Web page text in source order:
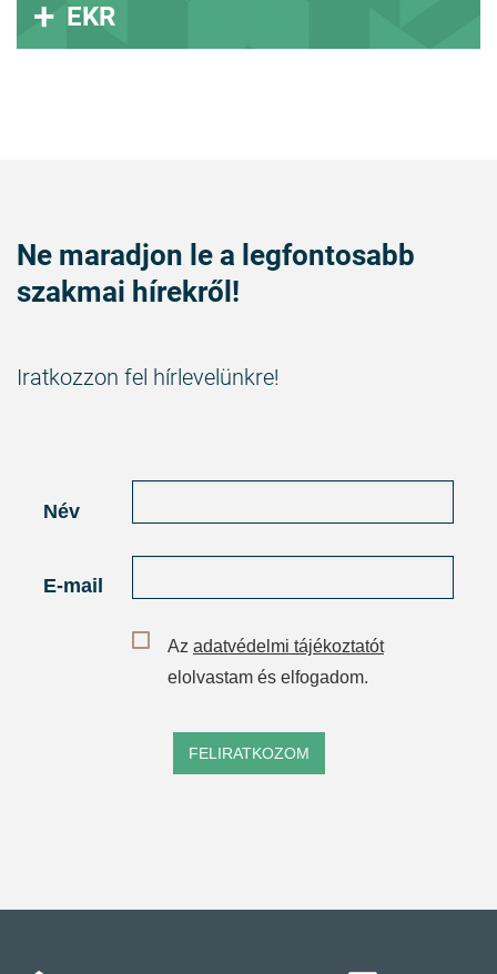
EKR
Ne maradjon le a legfontosabb
szakmai hírekről!
Iratkozzon fel hírlevelünkre!
Név
E-mail
Az adatvédelmi tájékoztatót
elolvastam és elfogadom.
FELIRATKOZOM